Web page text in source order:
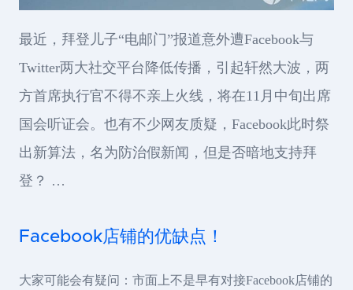
最近，拜登儿子“电邮门”报道意外遭Facebook与
Twitter两大社交平台降低传播，引起轩然大波，两
方首席执行官不得不亲上火线，将在11月中旬出席
国会听证会。也有不少网友质疑，Facebook此时祭
出新算法，名为防治假新闻，但是否暗地支持拜
登？ …
Facebook店铺的优缺点！
大家可能会有疑问：市面上不是早有对接Facebook店铺的